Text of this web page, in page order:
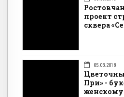
проект
сквера
05.03.2018
При» -